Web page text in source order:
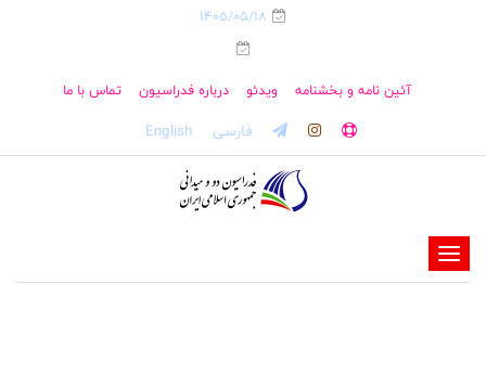
1405/05/18
آئین نامه و بخشنامه ویدئو درباره فدراسیون تماس با ما
فارسی English
-
-